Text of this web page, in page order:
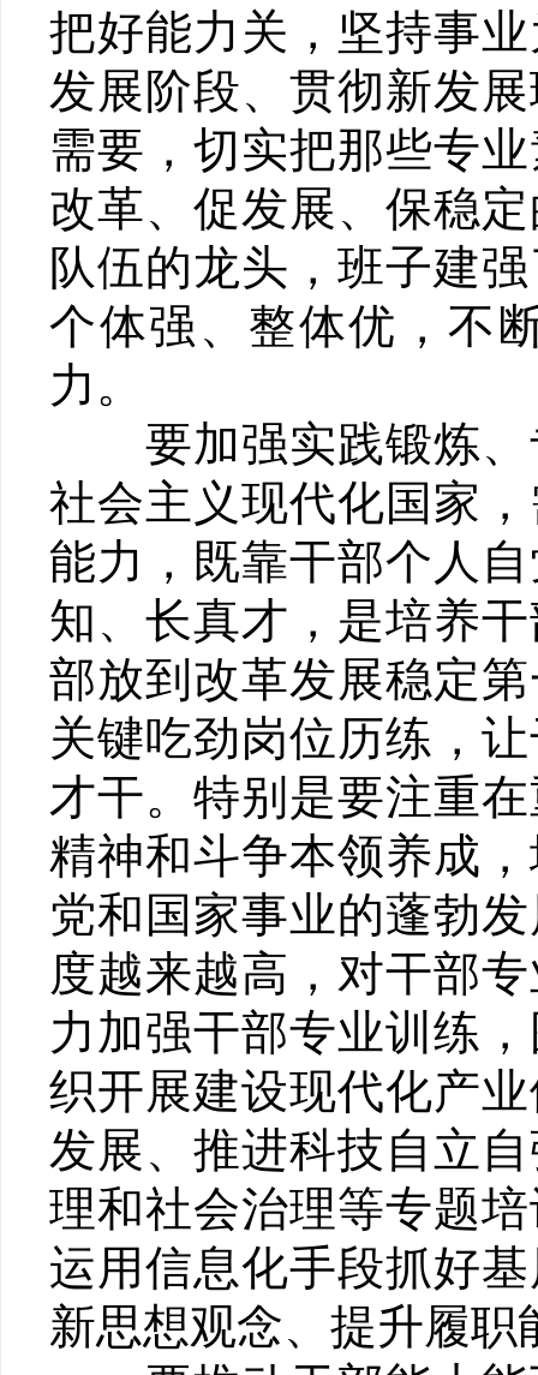
把好能力关，坚持事
发展阶段、贯彻新发
需要，切实把那些专
改革、促发展、保稳
队伍的龙头，班子建
个体强、整体优，不
力。
要加强实践锻炼、
社会主义现代化国家
能力，既靠干部个人
知、长真才，是培养
部放到改革发展稳定
关键吃劲岗位历练，
才干。特别是要注重
精神和斗争本领养成
党和国家事业的蓬勃
度越来越高，对干部
力加强干部专业训练
织开展建设现代化产
发展、推进科技自立
理和社会治理等专题
运用信息化手段抓好
新思想观念、提升履职